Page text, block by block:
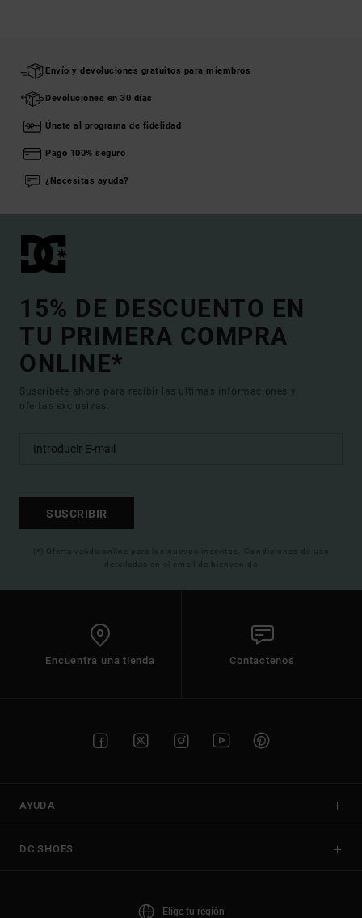
Envío y devoluciones gratuitos para miembros
Devoluciones en 30 días
Únete al programa de fidelidad
Pago 100% seguro
¿Necesitas ayuda?
15% DE DESCUENTO EN
TU PRIMERA COMPRA
ONLINE*
Suscríbete ahora para recibir las ultimas informaciones y
ofertas exclusivas.
SUSCRIBIR
(*) Oferta valida online para los nuevos inscritos. Condiciones de uso
detalladas en el email de bienvenida
Encuentra una tienda Contactenos
AYUDA
DC SHOES
Elige tu región